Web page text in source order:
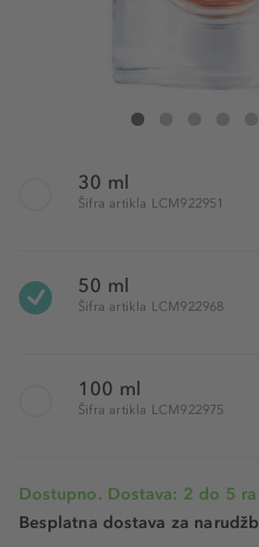
Lancôme La Vie Est
30 ml
Šifra artikla LCM922951
50 ml
Šifra artikla LCM922968
100 ml
Šifra artikla LCM922975
Dostupno. Dostava: 2 do 5
Besplatna dostava za